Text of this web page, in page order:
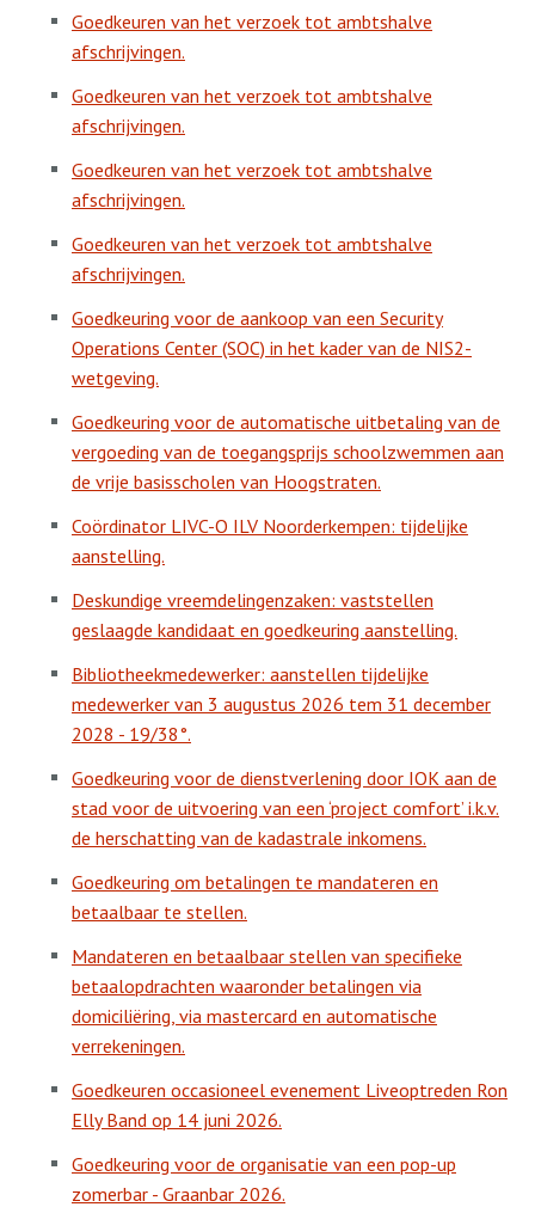
Goedkeuren van het verzoek tot ambtshalve
afschrijvingen.
Goedkeuren van het verzoek tot ambtshalve
afschrijvingen.
Goedkeuren van het verzoek tot ambtshalve
afschrijvingen.
Goedkeuren van het verzoek tot ambtshalve
afschrijvingen.
Goedkeuring voor de aankoop van een Security
Operations Center (SOC) in het kader van de NIS2-
wetgeving.
Goedkeuring voor de automatische uitbetaling van de
vergoeding van de toegangsprijs schoolzwemmen aan
de vrije basisscholen van Hoogstraten.
Coördinator LIVC-O ILV Noorderkempen: tijdelijke
aanstelling.
Deskundige vreemdelingenzaken: vaststellen
geslaagde kandidaat en goedkeuring aanstelling.
Bibliotheekmedewerker: aanstellen tijdelijke
medewerker van 3 augustus 2026 tem 31 december
2028 - 19/38°.
Goedkeuring voor de dienstverlening door IOK aan de
stad voor de uitvoering van een ‘project comfort’ i.k.v.
de herschatting van de kadastrale inkomens.
Goedkeuring om betalingen te mandateren en
betaalbaar te stellen.
Mandateren en betaalbaar stellen van specifieke
betaalopdrachten waaronder betalingen via
domiciliëring, via mastercard en automatische
verrekeningen.
Goedkeuren occasioneel evenement Liveoptreden Ron
Elly Band op 14 juni 2026.
Goedkeuring voor de organisatie van een pop-up
zomerbar - Graanbar 2026.